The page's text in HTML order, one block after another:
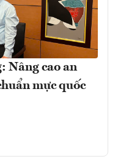
Nâng cao an
mực quốc